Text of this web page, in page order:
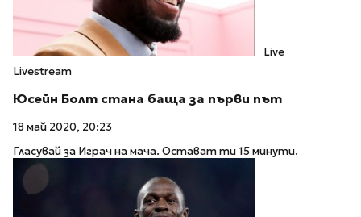
Live
Livestream
Юсейн Болт стана баща за първи път
18 май 2020, 20:23
Гласувай за Играч на мача. Остават ти 15 минути.